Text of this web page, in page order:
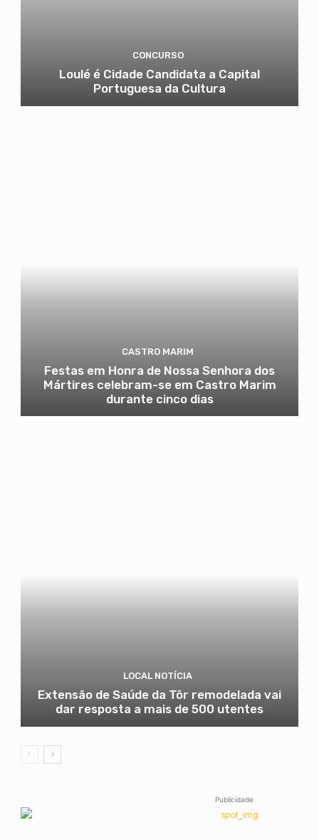
CONCURSO
Loulé é Cidade Candidata a Capital
Portuguesa da Cultura
CASTRO MARIM
Festas em Honra de Nossa Senhora dos
Mártires celebram-se em Castro Marim
durante cinco dias
LOCAL NOTÍCIA
Extensão de Saúde da Tôr remodelada vai
dar resposta a mais de 500 utentes
Publicidade